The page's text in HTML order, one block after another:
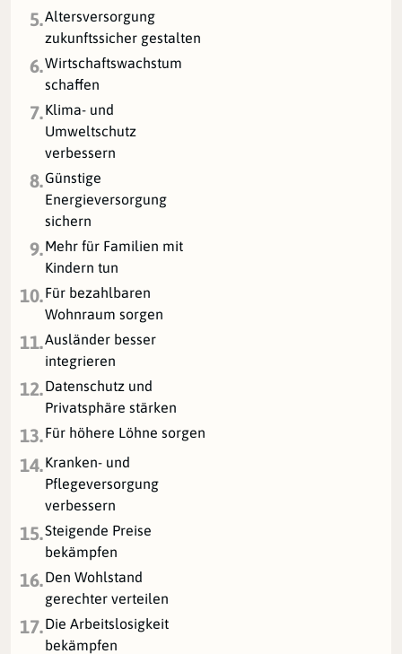
5.Altersversorgung
zukunftssicher gestalten
6.Wirtschaftswachstum
schaffen
7.Klima- und
Umweltschutz
verbessern
8.Günstige
Energieversorgung
sichern
9.Mehr für Familien mit
Kindern tun
10.Für bezahlbaren
Wohnraum sorgen
11.Ausländer besser
integrieren
12.Datenschutz und
Privatsphäre stärken
13.Für höhere Löhne sorgen
14.Kranken- und
Pflegeversorgung
verbessern
15.Steigende Preise
bekämpfen
16.Den Wohlstand
gerechter verteilen
17.Die Arbeitslosigkeit
bekämpfen